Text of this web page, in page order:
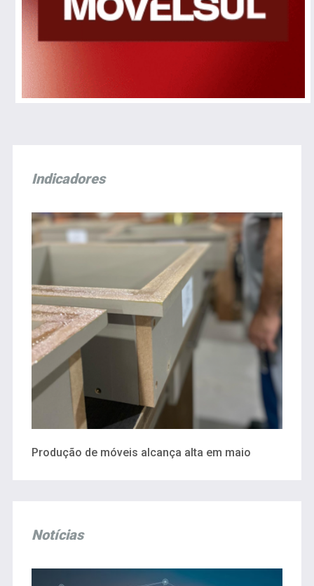
Indicadores
Produção de móveis alcança alta em maio
Notícias